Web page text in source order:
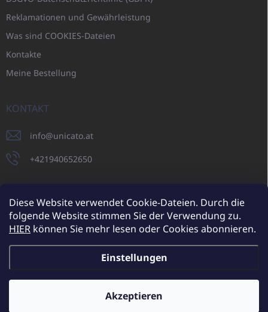
Diese Website verwendet Cookie-Dateien. Durch die
folgende Website stimmen Sie der Verwendung zu.
HIER können Sie mehr lesen oder Cookies abonnieren.
Einstellungen
Akzeptieren
Reklamationen und Gewährleistung
Was sind COOKIES-Dateien
Kontakte
Meine Bestellung
KONTAKT
info@unicato.at
+421940652650
UNICATO.sk UNICATOshop.cz UNICATO.at UNICATO.hu
UNICATOshop.pl
UNICATOshop.de
Copyright 2026UNICATO.at. Alle Rechte vorbehalten.Cookie-
Einstellungen ändern
Zusätzliche Rabatte für Großhandelskunden (bei einer